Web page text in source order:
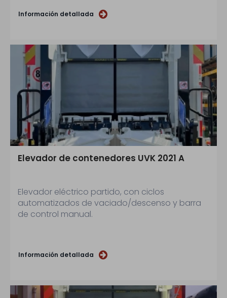
Información detallada
Elevador de contenedores UVK 2021 A
Elevador eléctrico partido, con ciclos
automatizados de vaciado/descenso y barra
de control manual.
Información detallada